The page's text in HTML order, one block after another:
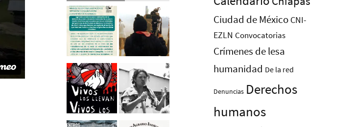
Ciudad de México CNI-
EZLN Convocatorias
Crímenes de lesa
humanidad De la red
Denuncias Derechos
humanos